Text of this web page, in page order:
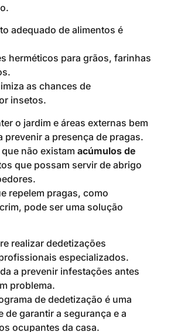
adequado de alimentos é
herméticos para grãos, farinhas
as chances de
insetos.
o jardim e áreas externas bem
prevenir a presença de pragas.
não existam acúmulos de
que possam servir de abrigo
repelem pragas, como
pode ser uma solução
realizar dedetizações
especializados.
a prevenir infestações antes
problema.
de dedetização é uma
de garantir a segurança e a
ocupantes da casa.